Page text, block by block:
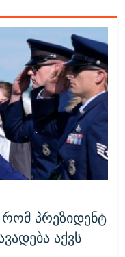
პრეზიდენტ
აქვს